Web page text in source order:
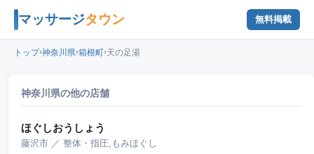
マッサージタウン 無料掲載
トップ›神奈川県›箱根町›天の足湯
神奈川県の他の店舗
ほぐしおうしょう
藤沢市 ／ 整体・指圧,もみほぐし